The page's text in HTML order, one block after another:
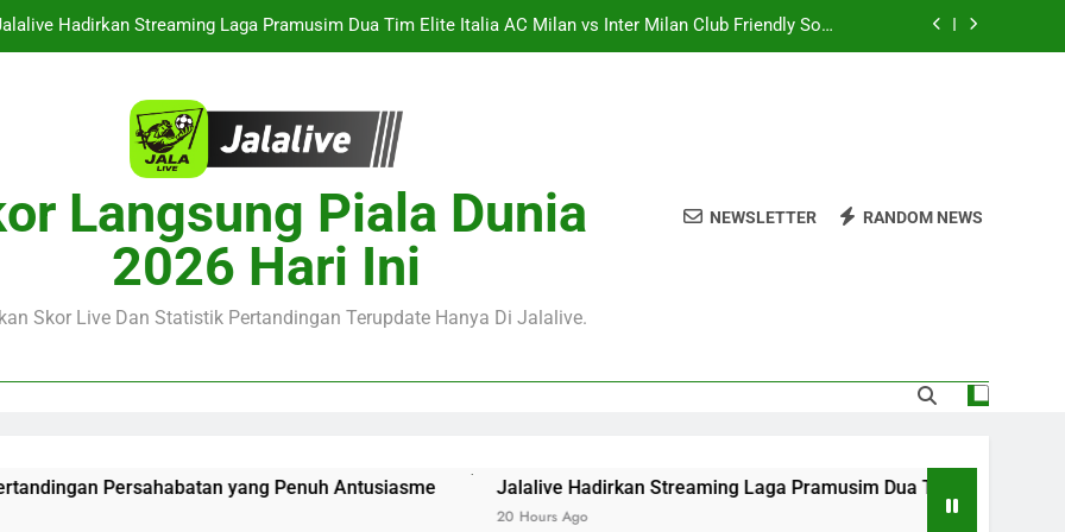
Hadirkan Streaming Laga Pramusim Dua Tim Elite Italia AC Milan vs Inter Milan Club Friendly Sore
CP vs Strasbourg Club Friendly siap berlangsung dini hari – rasakan pengalaman streaming terbaik
Jalalive : Arsenal vs Real Betis Club Friendly Dini Hari Ini Pukul 01.30 WIB, Streaming Pertandingan
Persahabatan yang Penuh Antusiasme
Hadirkan Streaming Laga Pramusim Dua Tim Elite Italia AC Milan vs Inter Milan Club Friendly Sore
Jalalive Menyajikan Live Streaming Thun vs Dinamo Zagreb Liga Champions UEFA Dini Hari Ini Pukul 01.00
WIB Untuk Pecinta Kompetisi Eropa
Langsung Piala Dunia
2026 Hari Ini
Skor Live Dan Statistik Pertandingan Terupdate Hanya Di Jalalive.
NEWSLETTER RANDOM NEWS
Persahabatan yang Penuh Antusiasme Jalalive Hadirkan Streaming Laga Pramusim Dua Tim Elite Italia AC
20 Hours Ago